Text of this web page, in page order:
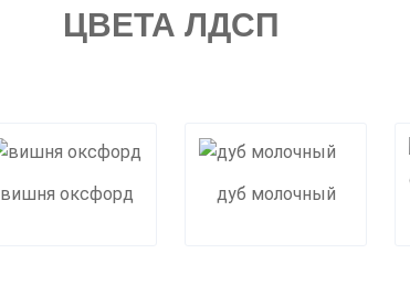
ЦВЕТА ЛДСП
вишня оксфорд
дуб молочный